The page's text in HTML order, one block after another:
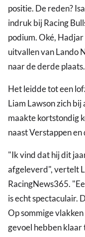
positie. De reden?
indruk bij Racing
podium. Oké,
uitvallen van Lando
naar de derde plaats.
Het leidde tot een
Liam Lawson zich
maakte kortstondig
naast Verstappen
"Ik vind dat hij dit
afgeleverd", vertelt
RacingNews365.
is echt spectaculair.
Op sommige
gevoel hebben klaar